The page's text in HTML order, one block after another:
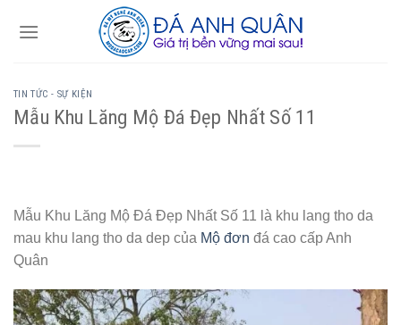
TIN TỨC - SỰ KIỆN
Mẫu Khu Lăng Mộ Đá Đẹp Nhất Số 11
Mẫu Khu Lăng Mộ Đá Đẹp Nhất Số 11 là khu lang tho da
mau khu lang tho da dep của Mộ đơn đá cao cấp Anh
Quân